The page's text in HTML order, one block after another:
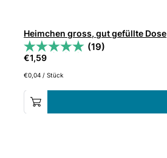
Heimchen gross, gut gefüllte Dose
(19)
€1,59
€0,04 /Stück